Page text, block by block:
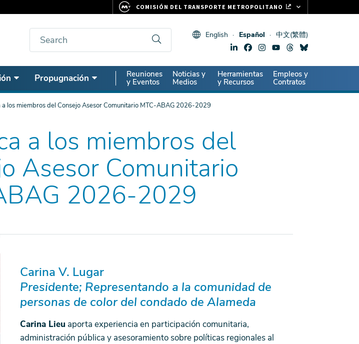
Buscar English Español 中文(繁體)
Propugnación
Secondary
Nav
Reuniones
y Eventos
Noticias y
Medios
Herramientas
y Recursos
Empleos y
Contratos
a los miembros del Consejo Asesor Comunitario MTC-ABAG 2026-2029
a los miembros del
Asesor Comunitario
2026-2029
Carina V. Lugar
Presidente; Representando a la comunidad de
personas de color del condado de Alameda
Carina Lieu aporta experiencia en participación comunitaria,
administración pública y asesoramiento sobre políticas regionales al
COMISIÓN DEL TRANSPORTE METROPOLITANO
CLIPPER CARD
511.ORG